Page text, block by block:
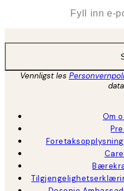
Vennligst les
Om